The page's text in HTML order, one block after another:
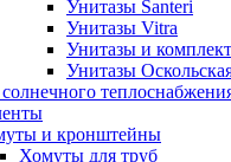
Унитазы Santeri
Унитазы Vitra
Унитазы и
Унитазы
и кронштейны
Хомуты для труб